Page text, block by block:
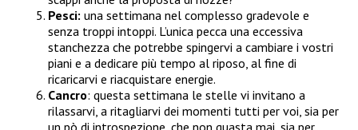
Pesci: una settimana nel complesso gradevole e
senza troppi intoppi. L’unica pecca una eccessiva
stanchezza che potrebbe spingervi a cambiare i vostri
piani e a dedicare più tempo al riposo, al fine di
ricaricarvi e riacquistare energie.
Cancro: questa settimana le stelle vi invitano a
rilassarvi, a ritagliarvi dei momenti tutti per voi, sia per
un pò di introspezione, che non guasta mai, sia per